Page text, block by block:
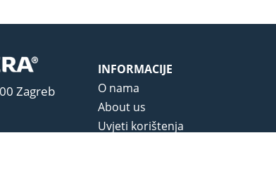
Zagreb
INFORMACIJE
O nama
About us
Uvjeti korištenja